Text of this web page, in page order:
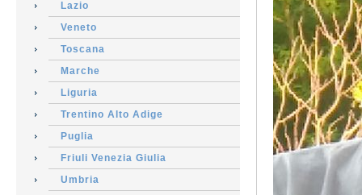
Lazio
Veneto
Toscana
Marche
Liguria
Trentino Alto Adige
Puglia
Friuli Venezia Giulia
Umbria